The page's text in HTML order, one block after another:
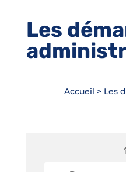
Les
Accueil > Les